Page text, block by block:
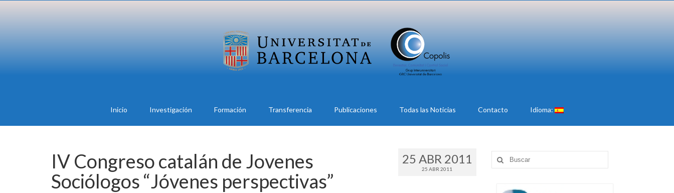
Inicio Investigación Formación Transferencia Publicaciones Todas las Noticias Contacto Idioma:
25 ABR 2011
25 ABR 2011
IV Congreso catalán de Jovenes
Sociólogos “Jóvenes perspectivas”
Buscar
por: